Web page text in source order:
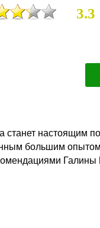
3.3
станет
большим